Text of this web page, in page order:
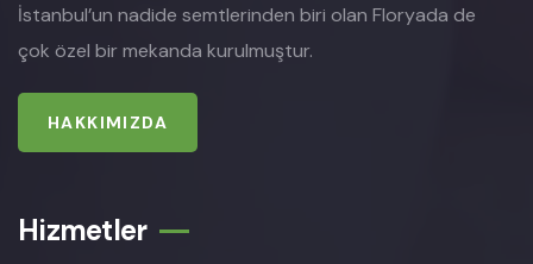
İstanbul’un nadide semtlerinden biri olan Floryada de
çok özel bir mekanda kurulmuştur.
HAKKIMIZDA
Hizmetler